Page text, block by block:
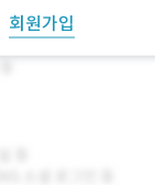
회원가입